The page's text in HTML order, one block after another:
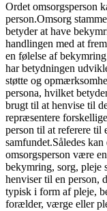
Ordet omsorgsperson
person.Omsorg
betyder at have
handlingen med at
en følelse af
har betydningen
støtte og
persona, hvilket
brugt til at henvise til
repræsentere
person til at referere
samfundet.Således
omsorgsperson være
bekymring, sorg, pleje
henviser til en person,
typisk i form af pleje,
forælder, værge eller